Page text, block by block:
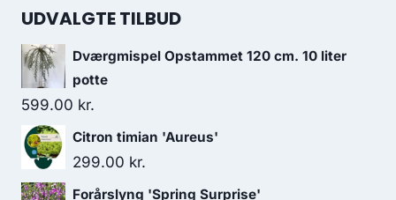
UDVALGTE TILBUD
Dværgmispel Opstammet 120 cm. 10 liter
potte
599.00 kr.
Citron timian 'Aureus'
299.00 kr.
Forårslyng 'Spring Surprise'